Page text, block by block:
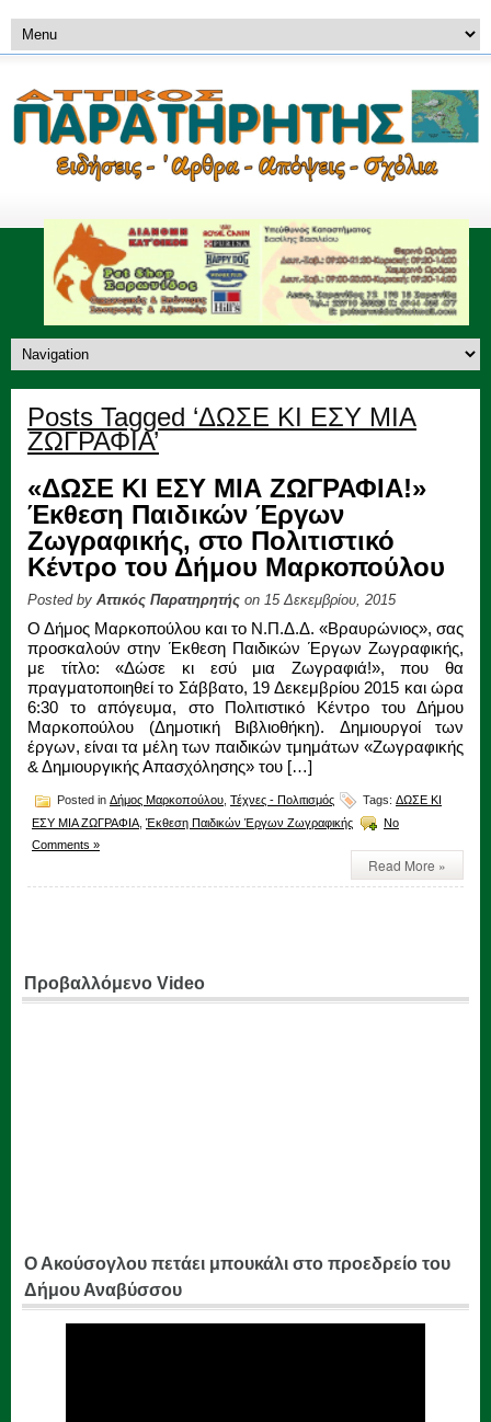
Posts Tagged ‘ΔΩΣΕ ΚΙ ΕΣΥ ΜΙΑ
ΖΩΓΡΑΦΙΑ’
«ΔΩΣΕ ΚΙ ΕΣΥ ΜΙΑ ΖΩΓΡΑΦΙΑ!»
Έκθεση Παιδικών Έργων
Ζωγραφικής, στο Πολιτιστικό
Κέντρο του Δήμου Μαρκοπούλου
Posted by Αττικός Παρατηρητής on 15 Δεκεμβρίου, 2015
Ο Δήμος Μαρκοπούλου και το Ν.Π.Δ.Δ. «Βραυρώνιος», σας
προσκαλούν στην Έκθεση Παιδικών Έργων Ζωγραφικής,
με τίτλο: «Δώσε κι εσύ μια Ζωγραφιά!», που θα
πραγματοποιηθεί το Σάββατο, 19 Δεκεμβρίου 2015 και ώρα
6:30 το απόγευμα, στο Πολιτιστικό Κέντρο του Δήμου
Μαρκοπούλου (Δημοτική Βιβλιοθήκη). Δημιουργοί των
έργων, είναι τα μέλη των παιδικών τμημάτων «Ζωγραφικής
& Δημιουργικής Απασχόλησης» του […]
Posted in Δήμος Μαρκοπούλου Τέχνες - Πολιτισμός Tags: ΔΩΣΕ ΚΙ
ΕΣΥ ΜΙΑ ΖΩΓΡΑΦΙΑ Έκθεση Παιδικών Έργων Ζωγραφικής
No
Comments »
Read More »
Προβαλλόμενο Video
Ο Ακούσογλου πετάει μπουκάλι στο προεδρείο του
Δήμου Αναβύσσου